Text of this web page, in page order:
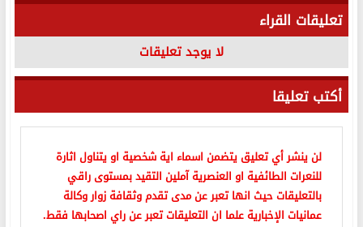
تعليقات القراء
لا يوجد تعليقات
أكتب تعليقا
لن ينشر أي تعليق يتضمن اسماء اية شخصية او يتناول اثارة
للنعرات الطائفية او العنصرية آملين التقيد بمستوى راقي
بالتعليقات حيث انها تعبر عن مدى تقدم وثقافة زوار وكالة
عمانيات الإخبارية علما ان التعليقات تعبر عن راي اصحابها فقط.